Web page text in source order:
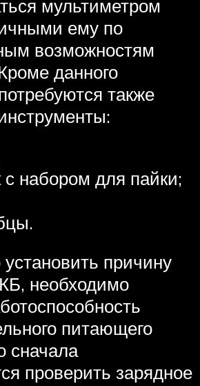
мультиметром
ему по
возможностям
данного
также
с набором для пайки;
причину
необходимо
питающего
сначала
проверить зарядное